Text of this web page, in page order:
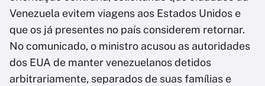
Venezuela evitem viagens aos Estados Unidos e
que os já presentes no país considerem retornar.
No comunicado, o ministro acusou as autoridades
dos EUA de manter venezuelanos detidos
arbitrariamente, separados de suas famílias e